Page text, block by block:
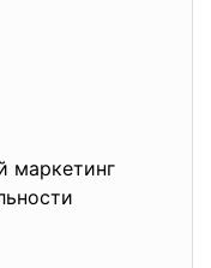
маркетинг